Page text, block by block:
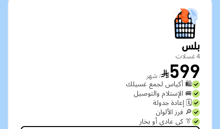
بلس
4 غسلات
599 / شهر
🛍️ أكياس لجمع غسيلك
🚐 الإستلام والتوصيل
🗓️ إعادة جدولة
🔎 فرز الألوان
👔 كي عادي أو بخار